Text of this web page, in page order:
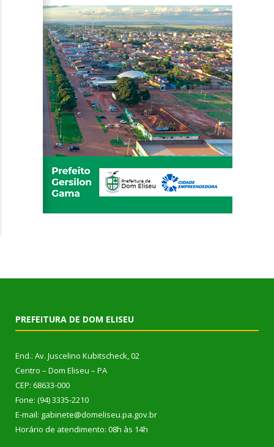
PREFEITURA DE DOM ELISEU
End.: Av. Juscelino Kubitscheck, 02
Centro – Dom Eliseu – PA
CEP: 68633-000
Fone: (94) 3335-2210
E-mail: gabinete@domeliseu.pa.gov.br
Horário de atendimento: 08h às 14h